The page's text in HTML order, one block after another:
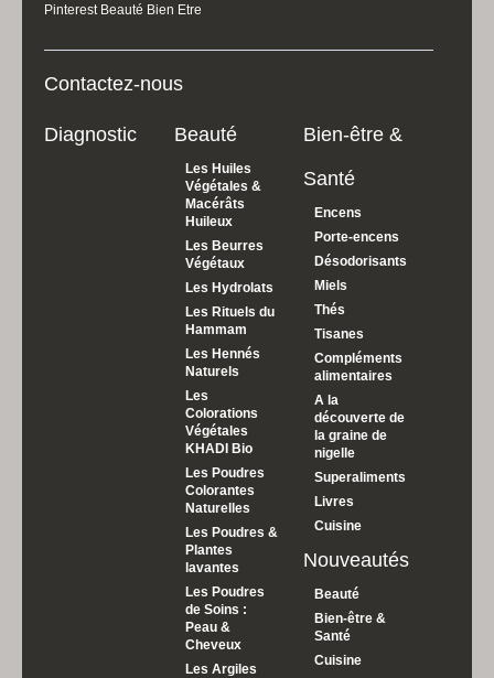
Pinterest Beauté Bien Etre
Contactez-nous
Diagnostic Beauté
Les Huiles
Végétales &
Macérâts
Huileux
Les Beurres
Végétaux
Les Hydrolats
Les Rituels du
Hammam
Les Hennés
Naturels
Les
Colorations
Végétales
KHADI Bio
Les Poudres
Colorantes
Naturelles
Les Poudres &
Plantes
lavantes
Les Poudres
de Soins :
Peau &
Cheveux
Les Argiles
Bien-être &
Santé
Encens
Porte-encens
Désodorisants
Miels
Thés
Tisanes
Compléments
alimentaires
A la
découverte de
la graine de
nigelle
Superaliments
Livres
Cuisine
Nouveautés
Beauté
Bien-être &
Santé
Cuisine